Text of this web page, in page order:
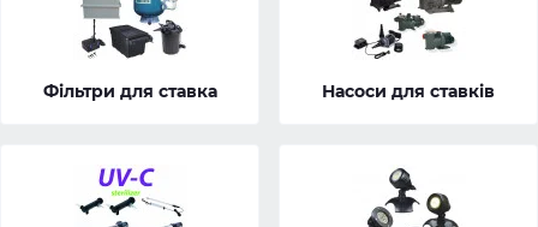
Фільтри для ставка Насоси для ставків